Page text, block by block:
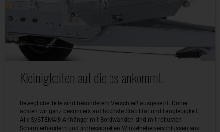
Kleinigkeiten auf die es ankommt.
Bewegliche Teile sind besonderem Verschleiß ausgesetzt. Daher
achten wir ganz besonders auf höchste Stabilität und Langlebigkeit.
Alle SySTEMA® Anhänger mit Bordwänden sind mit robusten
Scharnierbändern und professionellen Winkelhebelverschlüssen aus